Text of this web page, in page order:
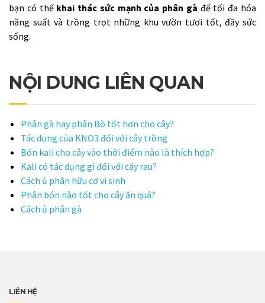
bạn có thể khai thác sức mạnh của phân gà để tối đa hóa
năng suất và trồng trọt những khu vườn tươi tốt, đầy sức
sống.
NỘI DUNG LIÊN QUAN
Phân gà hay phân Bò tốt hơn cho cây?
Tác dụng của KNO3 đối với cây trồng
Bón kali cho cây vào thời điểm nào là thích hợp?
Kali có tác dụng gì đối với cây rau?
Cách ủ phân hữu cơ vi sinh
Phân bón nào tốt cho cây ăn quả?
Cách ủ phân gà
LIÊN HỆ